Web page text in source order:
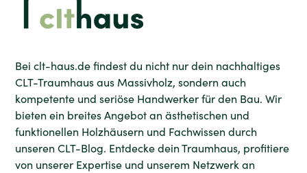
Bei clt-haus.de findest du nicht nur dein nachhaltiges
CLT-Traumhaus aus Massivholz, sondern auch
kompetente und seriöse Handwerker für den Bau. Wir
bieten ein breites Angebot an ästhetischen und
funktionellen Holzhäusern und Fachwissen durch
unseren CLT-Blog. Entdecke dein Traumhaus, profitiere
von unserer Expertise und unserem Netzwerk an